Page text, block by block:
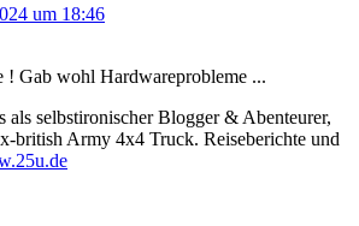
um 18:46
! Gab wohl Hardwareprobleme ...
als selbstironischer Blogger & Abenteurer,
british Army 4x4 Truck. Reiseberichte und